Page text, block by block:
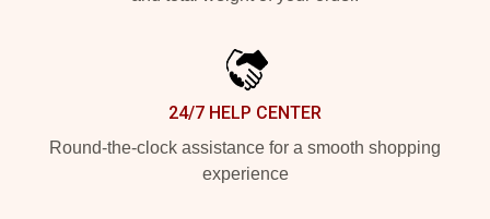
24/7 HELP CENTER
Round-the-clock assistance for a smooth shopping
experience